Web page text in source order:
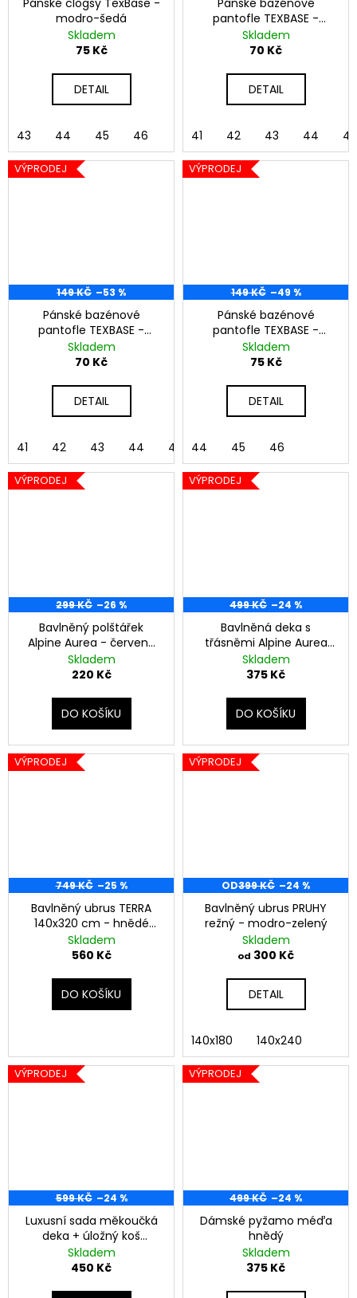
modro-šedá
Skladem
75 Kč
DETAIL
43 44 45 46
pantofle TEXBASE -
modro-šedá
Skladem
70 Kč
DETAIL
41 42 43 44 45
VÝPRODEJ
149 KČ –53 %
Pánské bazénové
pantofle TEXBASE -
béžová
Skladem
70 Kč
DETAIL
41 42 43 44 45
VÝPRODEJ
149 KČ –49 %
Pánské bazénové
pantofle TEXBASE -
černá
Skladem
75 Kč
DETAIL
44 45 46
VÝPRODEJ
299 KČ –26 %
Bavlněný polštářek
Alpine Aurea - červená
kostka
Skladem
220 Kč
DO KOŠÍKU
VÝPRODEJ
499 KČ –24 %
Bavlněná deka s
třásněmi Alpine Aurea
150x200 cm - červená
kostka
Skladem
375 Kč
DO KOŠÍKU
VÝPRODEJ
749 KČ –25 %
Bavlněný ubrus TERRA
140x320 cm - hnědé
pruhy
Skladem
560 Kč
DO KOŠÍKU
VÝPRODEJ
OD399 KČ –24 %
Bavlněný ubrus PRUHY
režný - modro-zelený
Skladem
od 300 Kč
DETAIL
140x180 140x240
VÝPRODEJ
599 KČ –24 %
Luxusní sada měkoučká
deka + úložný koš
Himalayan Home -
červená
Skladem
450 Kč
VÝPRODEJ
499 KČ –24 %
Dámské pyžamo méďa
hnědý
Skladem
375 Kč